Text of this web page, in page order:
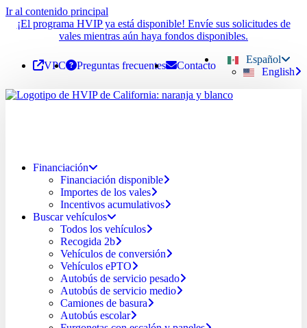
Ir al contenido principal
¡El programa HVIP ya está disponible! Envíe sus solicitudes de
vales mientras aún haya fondos disponibles.
VPC Preguntas frecuentes Contacto
Español
English
Financiación
Financiación disponible
Importes de los vales
Incentivos acumulativos
Buscar vehículos
Todos los vehículos
Recogida 2b
Vehículos de conversión
Vehículos ePTO
Autobús de servicio pesado
Autobús de servicio medio
Camiones de basura
Autobús escolar